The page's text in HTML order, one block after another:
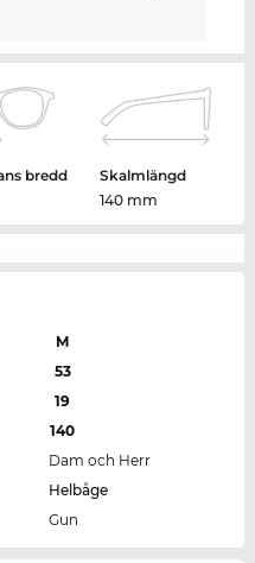
bredd
Skalmlängd
140 mm
M
53
19
140
Dam och Herr
Helbåge
Gun